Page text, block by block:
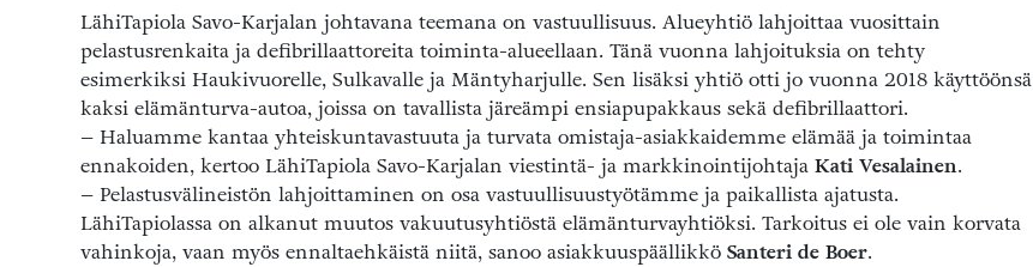
LähiTapiola Savo-Karjalan johtavana teemana on vastuullisuus. Alueyhtiö lahjoittaa vuosittain
pelastusrenkaita ja defibrillaattoreita toiminta-alueellaan. Tänä vuonna lahjoituksia on tehty
esimerkiksi Haukivuorelle, Sulkavalle ja Mäntyharjulle. Sen lisäksi yhtiö otti jo vuonna 2018 käyttöönsä
kaksi elämänturva-autoa, joissa on tavallista järeämpi ensiapupakkaus sekä defibrillaattori.
– Haluamme kantaa yhteiskuntavastuuta ja turvata omistaja-asiakkaidemme elämää ja toimintaa
ennakoiden, kertoo LähiTapiola Savo-Karjalan viestintä- ja markkinointijohtaja Kati Vesalainen.
– Pelastusvälineistön lahjoittaminen on osa vastuullisuustyötämme ja paikallista ajatusta.
LähiTapiolassa on alkanut muutos vakuutusyhtiöstä elämänturvayhtiöksi. Tarkoitus ei ole vain korvata
vahinkoja, vaan myös ennaltaehkäistä niitä, sanoo asiakkuuspäällikkö Santeri de Boer.